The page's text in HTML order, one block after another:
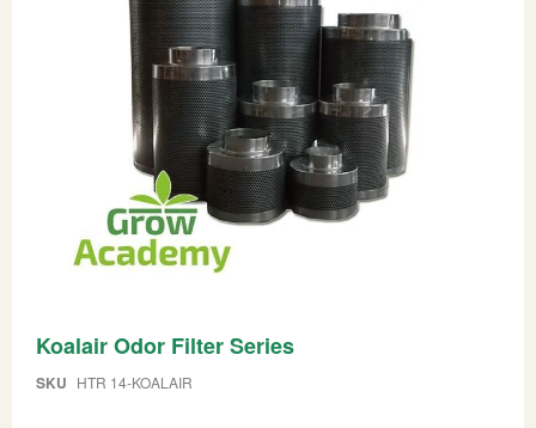
to
beginning
Koalair Odor Filter Series
SKU HTR 14-KOALAIR